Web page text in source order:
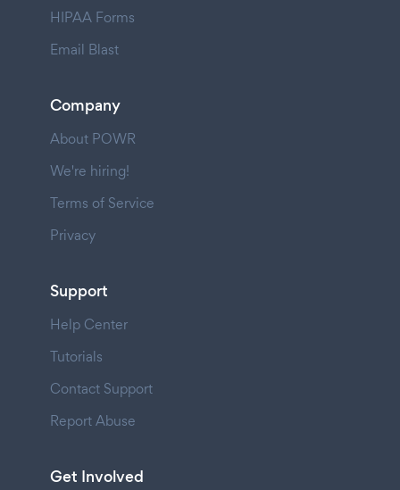
HIPAA Forms
Email Blast
Company
About POWR
We're hiring!
Terms of Service
Privacy
Support
Help Center
Tutorials
Contact Support
Report Abuse
Get Involved